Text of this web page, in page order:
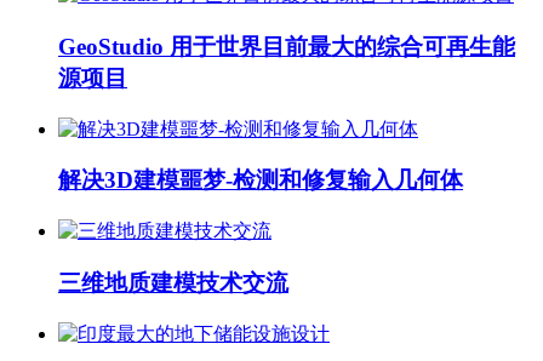
GeoStudio 用于世界目前最大的综合可再生能
源项目
解决3D建模噩梦-检测和修复输入几何体
三维地质建模技术交流